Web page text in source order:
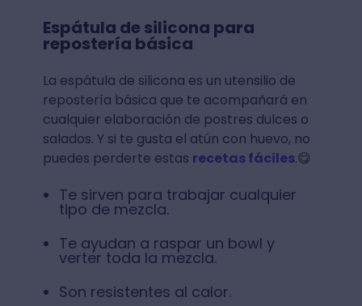
Espátula de silicona para
repostería básica
La espátula de silicona es un utensilio de
repostería básica que te acompañará en
cualquier elaboración de postres dulces o
salados. Y si te gusta el atún con huevo, no
puedes perderte estas recetas fáciles.😋
Te sirven para trabajar cualquier
tipo de mezcla.
Te ayudan a raspar un bowl y
verter toda la mezcla.
Son resistentes al calor.